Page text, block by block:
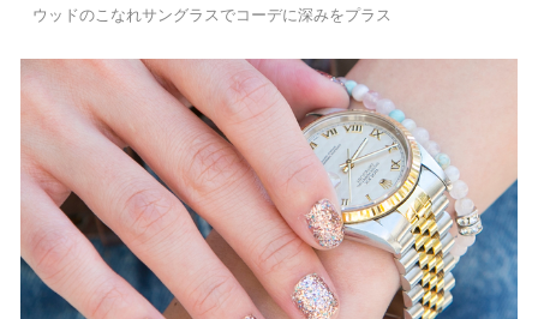
ウッドのこなれサングラスでコーデに深みをプラス